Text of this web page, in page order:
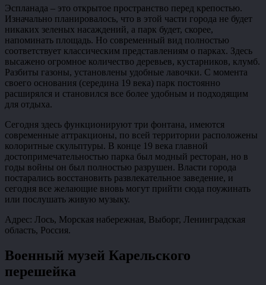
Эспланада – это открытое пространство перед крепостью.
Изначально планировалось, что в этой части города не будет
никаких зеленых насаждений, а парк будет, скорее,
напоминать площадь. Но современный вид полностью
соответствует классическим представлениям о парках. Здесь
высажено огромное количество деревьев, кустарников, клумб.
Разбиты газоны, установлены удобные лавочки. С момента
своего основания (середина 19 века) парк постоянно
расширялся и становился все более удобным и подходящим
для отдыха.
Сегодня здесь функционируют три фонтана, имеются
современные аттракционы, по всей территории расположены
колоритные скульптуры. В конце 19 века главной
достопримечательностью парка был модный ресторан, но в
годы войны он был полностью разрушен. Власти города
постарались восстановить развлекательное заведение, и
сегодня все желающие вновь могут прийти сюда поужинать
или послушать живую музыку.
Адрес: Лось, Морская набережная, Выборг, Ленинградская
область, Россия.
Военный музей Карельского
перешейка